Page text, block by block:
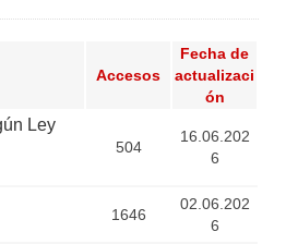
Accesos
Fecha de
actualizaci
ón
Ley
504
16.06.202
6
1646
02.06.202
6